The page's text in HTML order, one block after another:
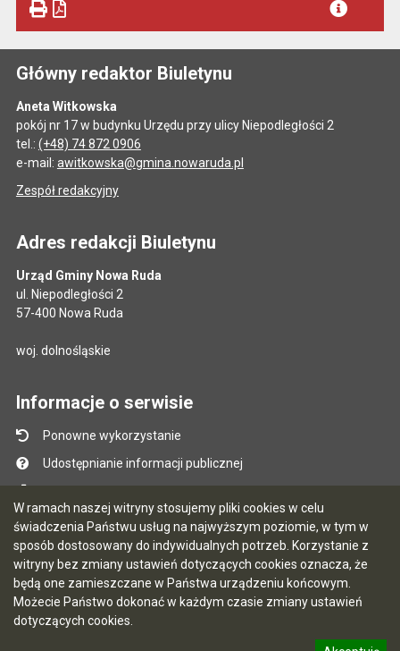
W ramach naszej witryny stosujemy pliki cookies w celu
świadczenia Państwu usług na najwyższym poziomie, w tym w
sposób dostosowany do indywidualnych potrzeb. Korzystanie z
witryny bez zmiany ustawień dotyczących cookies oznacza, że
będą one zamieszczane w Państwa urządzeniu końcowym.
Możecie Państwo dokonać w każdym czasie zmiany ustawień
dotyczących cookies.
Główny redaktor Biuletynu
Aneta Witkowska
pokój nr 17 w budynku Urzędu przy ulicy Niepodległości 2
tel.: (+48) 74 872 0906
e-mail: awitkowska@gmina.nowaruda.pl
Zespół redakcyjny
Adres redakcji Biuletynu
Urząd Gminy Nowa Ruda
ul. Niepodległości 2
57-400 Nowa Ruda
woj. dolnośląskie
Informacje o serwisie
Ponowne wykorzystanie
Udostępnianie informacji publicznej
Instrukcja obsługi
Statystyki oglądalności
Ostatnio dodane
Ostatnia aktualizacja BIP: 10.08.2026 13:29